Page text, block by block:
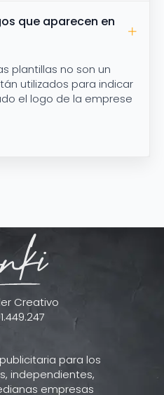
que aparecen en
plantillas no son un
utilizados para indicar
el logo de la emprese
Creativo
para los
independientes,
empresas